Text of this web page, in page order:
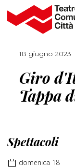
18 giugno 2023
Giro
Tappa
Spettacoli
domenica 18